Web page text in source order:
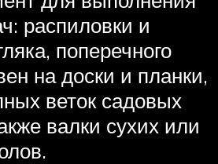
распиловки и
поперечного
на доски и планки,
веток садовых
валки сухих или